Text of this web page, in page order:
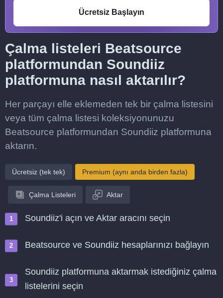
Ücretsiz Başlayın
Çalma listeleri Beatsource
platformundan Soundiiz
platformuna nasıl aktarılır?
Her parçayı elle eklemeden tek bir çalma listesini
veya tüm çalma listesi koleksiyonunuzu
Beatsource platformundan Soundiiz platformuna
aktarın.
Ücretsiz (tek tek) Premium (aynı anda birden fazla)
Çalma Listeleri Aktar
Soundiiz'i açın ve Aktar aracını seçin
Beatsource ve Soundiiz hesaplarınızı bağlayın
Soundiiz platformuna aktarmak istediğiniz çalma
listelerini seçin